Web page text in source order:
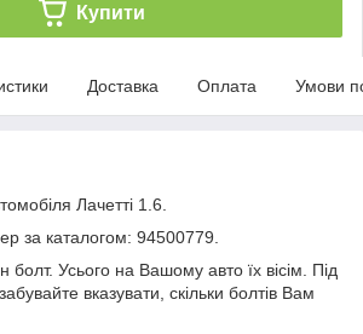
Купити
Доставка Оплата Умови
Лачетті 1.6.
за каталогом: 94500779.
болт. Усього на Вашому авто їх вісім. Під
вказувати, скільки болтів Вам